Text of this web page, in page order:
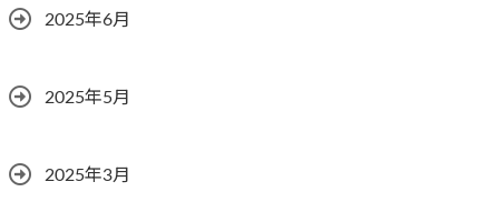
2025年6月
2025年5月
2025年3月